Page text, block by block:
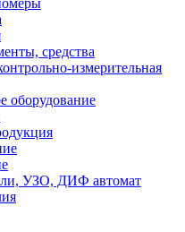
средства
измерительная
оборудование
УЗО, ДИФ автомат